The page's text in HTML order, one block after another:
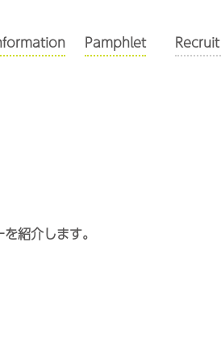
Pamphlet Recruit
紹介します。